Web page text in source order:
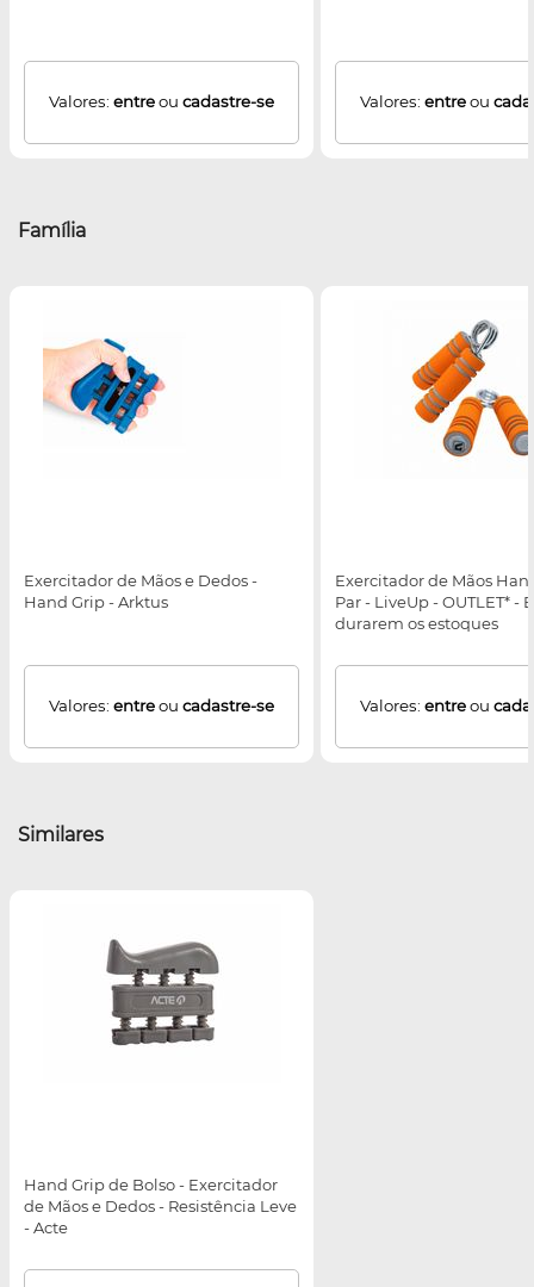
Valores: entreou cadastre-se Valores: entreou
Família
Exercitador de Mãos e Dedos -
Hand Grip - Arktus
Valores: entreou cadastre-se
Exercitador de Mãos
Par - LiveUp - OUTLET* -
durarem os estoques
Valores: entreou
Similares
Hand Grip de Bolso - Exercitador
de Mãos e Dedos - Resistência Leve
- Acte